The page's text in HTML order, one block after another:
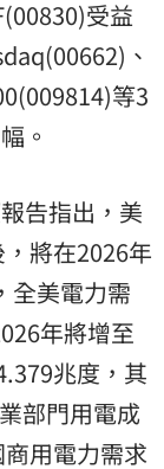
受益
、
等3
。
告指出，美
將在2026年
全美電力需
年將增至
兆度，其
部門用電成
用電力需求